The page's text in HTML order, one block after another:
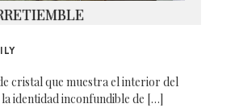
cristal que muestra el interior del
identidad inconfundible de […]